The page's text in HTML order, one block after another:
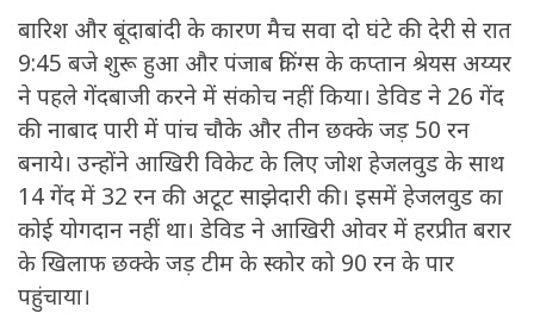
बारिश और बूंदाबांदी के कारण मैच सवा दो घंटे की देरी से रात
9:45 बजे शुरू हुआ और पंजाब किंग्स के कप्तान श्रेयस अय्यर
ने पहले गेंदबाजी करने में संकोच नहीं किया। डेविड ने 26 गेंद
की नाबाद पारी में पांच चौके और तीन छक्के जड़ 50 रन
बनाये। उन्होंने आखिरी विकेट के लिए जोश हेजलवुड के साथ
14 गेंद में 32 रन की अटूट साझेदारी की। इसमें हेजलवुड का
कोई योगदान नहीं था। डेविड ने आखिरी ओवर में हरप्रीत बरार
के खिलाफ छक्के जड़ टीम के स्कोर को 90 रन के पार
पहुंचाया।